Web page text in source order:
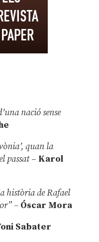
nació sense
quan la
passat– Karol
història de Rafael
–Óscar Mora
Sabater